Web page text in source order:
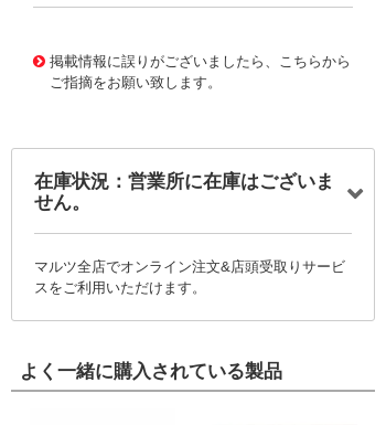
掲載情報に誤りがございましたら、こちらから
ご指摘をお願い致します。
在庫状況：営業所に在庫はございま
せん。
マルツ全店でオンライン注文&店頭受取りサービ
スをご利用いただけます。
よく一緒に購入されている製品